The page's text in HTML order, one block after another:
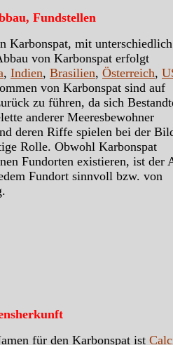
Fundstellen
Karbonspat, mit unterschiedlich
von Karbonspat erfolgt
, Indien, Brasilien, Österreich,
von Karbonspat sind auf
zu führen, da sich
anderer Meeresbewohner
deren Riffe spielen bei der
Rolle. Obwohl Karbonspat
Fundorten existieren, ist der
Fundort sinnvoll bzw. von
für den Karbonspat ist